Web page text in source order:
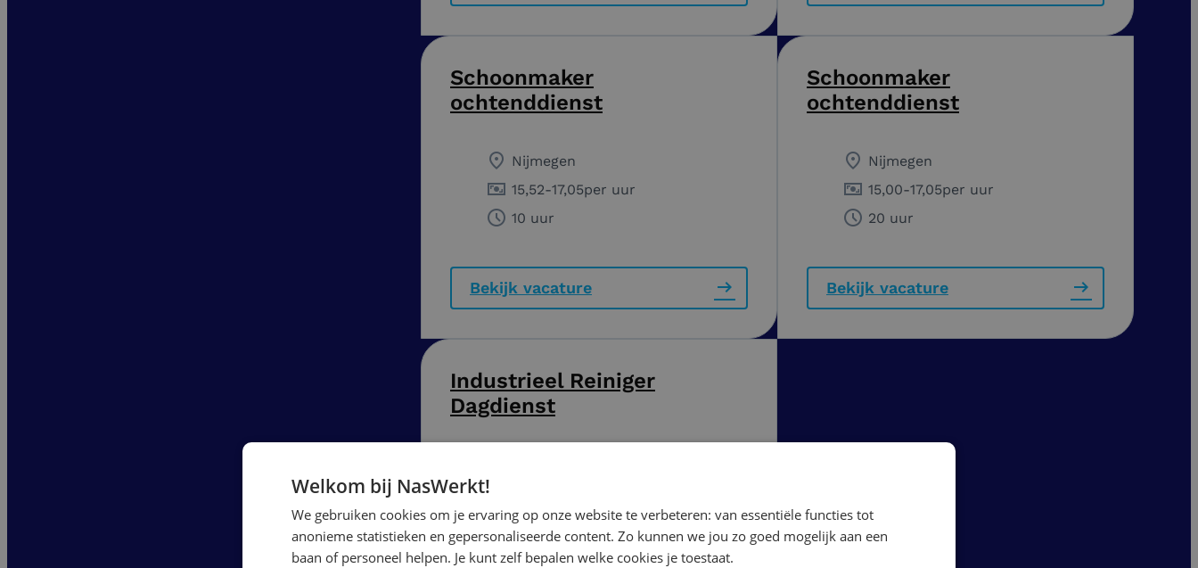
Schoonmaker
ochtenddienst
Nijmegen
15,52-17,05per uur
10 uur
Bekijk vacature
Schoonmaker
ochtenddienst
Nijmegen
15,00-17,05per uur
20 uur
Bekijk vacature
Industrieel Reiniger
Dagdienst
40 uur
Welkom bij NasWerkt!
We gebruiken cookies om je ervaring op onze website te verbeteren: van essentiële functies tot
anonieme statistieken en gepersonaliseerde content. Zo kunnen we jou zo goed mogelijk aan een
baan of personeel helpen. Je kunt zelf bepalen welke cookies je toestaat.